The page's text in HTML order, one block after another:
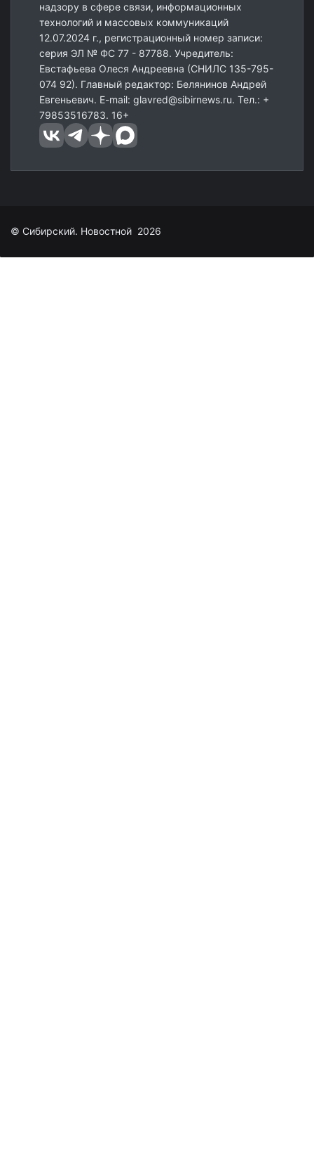
надзору в сфере связи, информационных
технологий и массовых коммуникаций
12.07.2024 г., регистрационный номер записи:
серия ЭЛ № ФС 77 - 87788. Учредитель:
Евстафьева Олеся Андреевна (СНИЛС 135-795-
074 92). Главный редактор: Белянинов Андрей
Евгеньевич. E-mail: glavred@sibirnews.ru. Тел.: +
79853516783. 16+
© Сибирский. Новостной 2026